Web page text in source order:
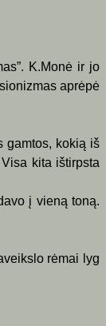
K.Monė ir jo
aprėpė
gamtos, kokią iš
kita ištirpsta
į vieną toną.
rėmai lyg